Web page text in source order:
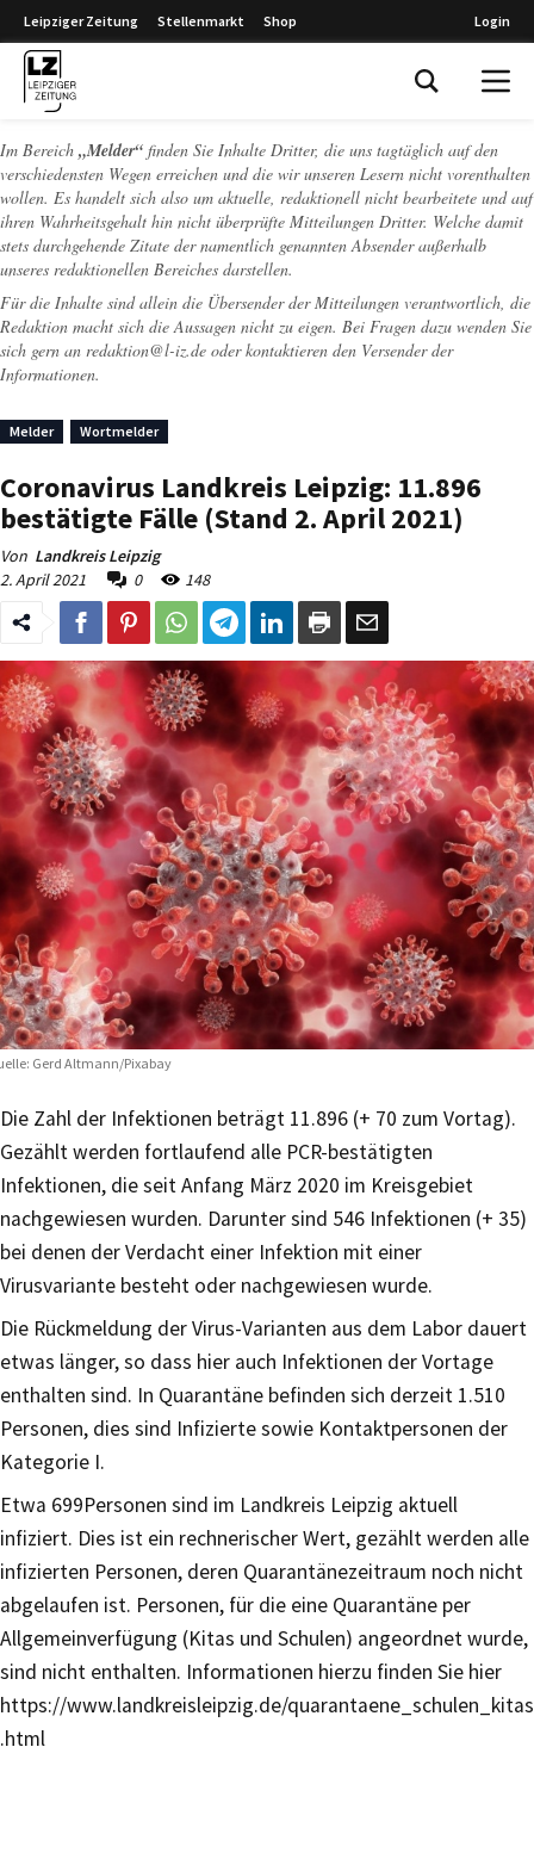
Leipziger Zeitung Stellenmarkt Shop Login
Im Bereich „Melder“ finden Sie Inhalte Dritter, die uns tagtäglich auf den
verschiedensten Wegen erreichen und die wir unseren Lesern nicht vorenthalten
wollen. Es handelt sich also um aktuelle, redaktionell nicht bearbeitete und auf
ihren Wahrheitsgehalt hin nicht überprüfte Mitteilungen Dritter. Welche damit
stets durchgehende Zitate der namentlich genannten Absender außerhalb
unseres redaktionellen Bereiches darstellen.
Für die Inhalte sind allein die Übersender der Mitteilungen verantwortlich, die
Redaktion macht sich die Aussagen nicht zu eigen. Bei Fragen dazu wenden Sie
sich gern an redaktion@l-iz.de oder kontaktieren den Versender der
Informationen.
Melder Wortmelder
Coronavirus Landkreis Leipzig: 11.896
bestätigte Fälle (Stand 2. April 2021)
Von Landkreis Leipzig
2. April 2021
0 148
Gerd Altmann/Pixabay
Die Zahl der Infektionen beträgt 11.896 (+ 70 zum Vortag).
Gezählt werden fortlaufend alle PCR-bestätigten
Infektionen, die seit Anfang März 2020 im Kreisgebiet
nachgewiesen wurden. Darunter sind 546 Infektionen (+ 35)
bei denen der Verdacht einer Infektion mit einer
Virusvariante besteht oder nachgewiesen wurde.
Die Rückmeldung der Virus-Varianten aus dem Labor dauert
etwas länger, so dass hier auch Infektionen der Vortage
enthalten sind. In Quarantäne befinden sich derzeit 1.510
Personen, dies sind Infizierte sowie Kontaktpersonen der
Kategorie I.
Etwa 699Personen sind im Landkreis Leipzig aktuell
infiziert. Dies ist ein rechnerischer Wert, gezählt werden alle
infizierten Personen, deren Quarantänezeitraum noch nicht
abgelaufen ist. Personen, für die eine Quarantäne per
Allgemeinverfügung (Kitas und Schulen) angeordnet wurde,
sind nicht enthalten. Informationen hierzu finden Sie hier
https://www.landkreisleipzig.de/quarantaene_schulen_kitas
.html